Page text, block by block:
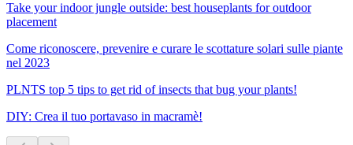
Take your indoor jungle outside: best houseplants for outdoor
placement
Come riconoscere, prevenire e curare le scottature solari sulle piante
nel 2023
PLNTS top 5 tips to get rid of insects that bug your plants!
DIY: Crea il tuo portavaso in macramè!